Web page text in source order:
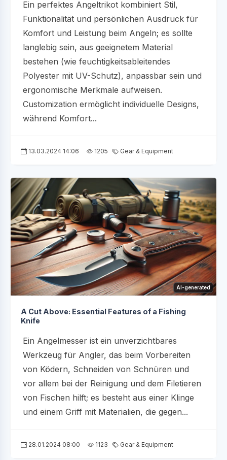
Ein perfektes Angeltrikot kombiniert Stil,
Funktionalität und persönlichen Ausdruck für
Komfort und Leistung beim Angeln; es sollte
langlebig sein, aus geeignetem Material
bestehen (wie feuchtigkeitsableitendes
Polyester mit UV-Schutz), anpassbar sein und
ergonomische Merkmale aufweisen.
Customization ermöglicht individuelle Designs,
während Komfort...
13.03.2024 14:06 1205 Gear & Equipment
AI-generated
A Cut Above: Essential Features of a Fishing
Knife
Ein Angelmesser ist ein unverzichtbares
Werkzeug für Angler, das beim Vorbereiten
von Ködern, Schneiden von Schnüren und
vor allem bei der Reinigung und dem Filetieren
von Fischen hilft; es besteht aus einer Klinge
und einem Griff mit Materialien, die gegen...
28.01.2024 08:00 1123 Gear & Equipment